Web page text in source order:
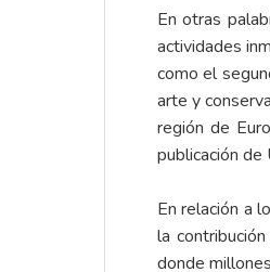
En otras
actividades
como el
arte y
región de
publicación de
En relación a
la
donde